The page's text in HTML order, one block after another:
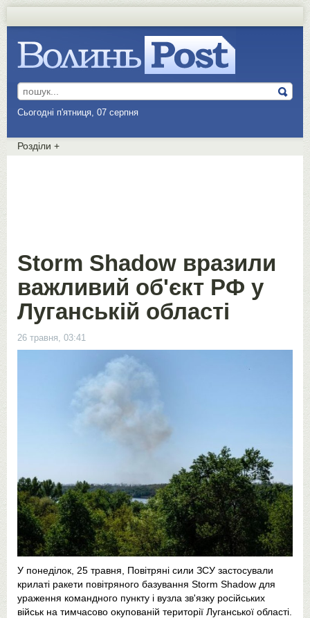
Сьогодні п'ятниця, 07 серпня
Розділи +
Storm Shadow вразили
важливий об'єкт РФ у
Луганській області
26 травня, 03:41
У понеділок, 25 травня, Повітряні сили ЗСУ застосували
крилаті ракети повітряного базування Storm Shadow для
ураження командного пункту і вузла зв'язку російських
військ на тимчасово окупованій території Луганської області.